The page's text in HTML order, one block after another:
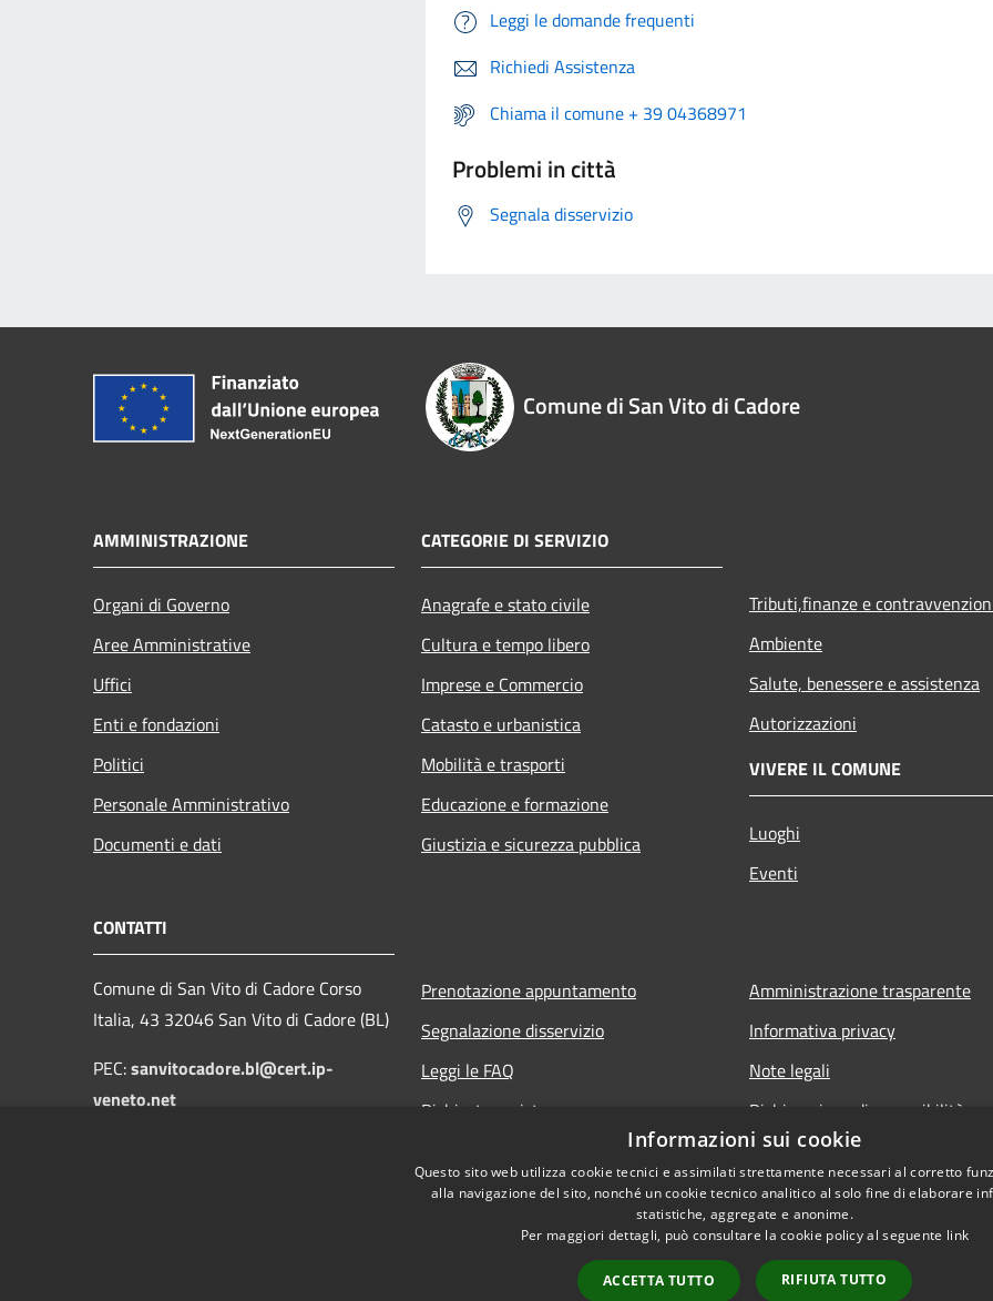
Leggi le domande frequenti
Richiedi Assistenza
Chiama il comune + 39 04368971
Problemi in città
Segnala disservizio
Comune di San Vito di Cadore
AMMINISTRAZIONE
Organi di Governo
Aree Amministrative
Uffici
Enti e fondazioni
Politici
Personale Amministrativo
Documenti e dati
CATEGORIE DI SERVIZIO
Anagrafe e stato civile
Cultura e tempo libero
Imprese e Commercio
Catasto e urbanistica
Mobilità e trasporti
Educazione e formazione
Giustizia e sicurezza pubblica
Tributi,finanze e
Ambiente
Salute, benessere e assistenza
Autorizzazioni
VIVERE IL COMUNE
Luoghi
Eventi
CONTATTI
Comune di San Vito di Cadore Corso
Italia, 43 32046 San Vito di Cadore (BL)
PEC:sanvitocadore.bl@cert.ip-
veneto.net
Prenotazione appuntamento
Segnalazione disservizio
Leggi le FAQ
Richiesta assistenza
Amministrazione trasparente
Informativa privacy
Note legali
Dichiarazione di accessibilità
Informazioni sui cookie
Questo sito web utilizza cookie tecnici e assimilati strettamente necessari al corretto
alla navigazione del sito, nonché un cookie tecnico analitico al solo fine di elaborare
statistiche, aggregate e anonime.
Per maggiori dettagli, può consultare la cookie policy al seguente link
ACCETTA TUTTO RIFIUTA TUTTO